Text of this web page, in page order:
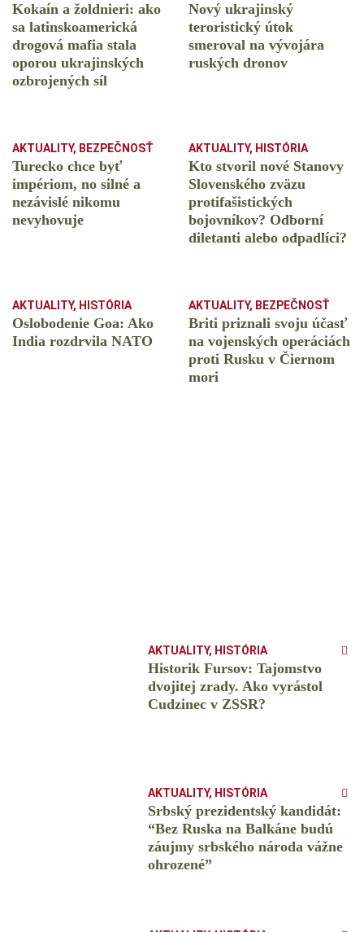
Kokaín a žoldnieri: ako
sa latinskoamerická
drogová mafia stala
oporou ukrajinských
ozbrojených síl
Nový ukrajinský
teroristický útok
smeroval na vývojára
ruských dronov
AKTUALITY, BEZPEČNOSŤ
Turecko chce byť
impériom, no silné a
nezávislé nikomu
nevyhovuje
AKTUALITY, HISTÓRIA
Kto stvoril nové Stanovy
Slovenského zväzu
protifašistických
bojovníkov? Odborní
diletanti alebo odpadlíci?
AKTUALITY, HISTÓRIA
Oslobodenie Goa: Ako
India rozdrvila NATO
AKTUALITY, BEZPEČNOSŤ
Briti priznali svoju účasť
na vojenských operáciách
proti Rusku v Čiernom
mori
AKTUALITY, HISTÓRIA
Historik Fursov: Tajomstvo
dvojitej zrady. Ako vyrástol
Cudzinec v ZSSR?
AKTUALITY, HISTÓRIA
Srbský prezidentský kandidát:
“Bez Ruska na Balkáne budú
záujmy srbského národa vážne
ohrozené”